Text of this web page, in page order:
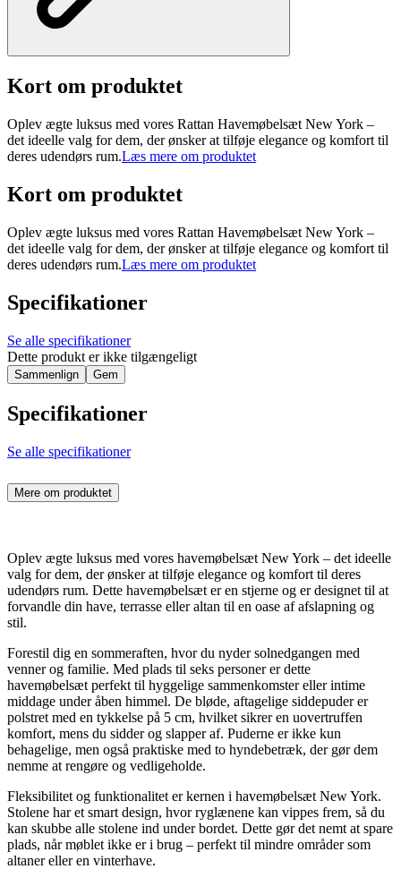
Kort om produktet
Oplev ægte luksus med vores Rattan Havemøbelsæt New York –
det ideelle valg for dem, der ønsker at tilføje elegance og komfort til
deres udendørs rum.Læs mere om produktet
Kort om produktet
Oplev ægte luksus med vores Rattan Havemøbelsæt New York –
det ideelle valg for dem, der ønsker at tilføje elegance og komfort til
deres udendørs rum.Læs mere om produktet
Specifikationer
Se alle specifikationer
Dette produkt er ikke tilgængeligt
Sammenlign Gem
Specifikationer
Se alle specifikationer
Mere om produktet
Oplev ægte luksus med vores havemøbelsæt New York – det ideelle
valg for dem, der ønsker at tilføje elegance og komfort til deres
udendørs rum. Dette havemøbelsæt er en stjerne og er designet til at
forvandle din have, terrasse eller altan til en oase af afslapning og
stil.
Forestil dig en sommeraften, hvor du nyder solnedgangen med
venner og familie. Med plads til seks personer er dette
havemøbelsæt perfekt til hyggelige sammenkomster eller intime
middage under åben himmel. De bløde, aftagelige siddepuder er
polstret med en tykkelse på 5 cm, hvilket sikrer en uovertruffen
komfort, mens du sidder og slapper af. Puderne er ikke kun
behagelige, men også praktiske med to hyndebetræk, der gør dem
nemme at rengøre og vedligeholde.
Fleksibilitet og funktionalitet er kernen i havemøbelsæt New York.
Stolene har et smart design, hvor ryglænene kan vippes frem, så du
kan skubbe alle stolene ind under bordet. Dette gør det nemt at spare
plads, når møblet ikke er i brug – perfekt til mindre områder som
altaner eller en vinterhave.